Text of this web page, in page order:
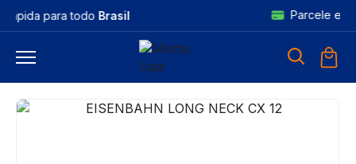
Parcele em até no cartão